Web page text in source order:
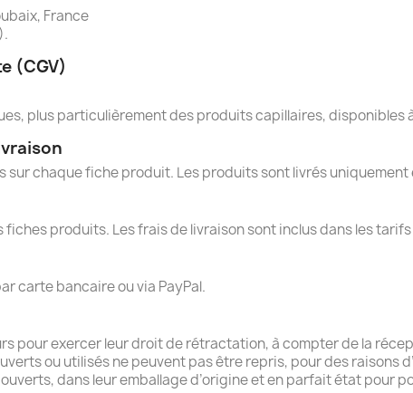
France
(CGV)
plus particulièrement des produits capillaires, disponibles
sur chaque fiche produit. Les produits sont livrés
fiches produits. Les frais de livraison sont inclus dans les
carte bancaire ou via PayPal.
pour exercer leur droit de rétractation, à compter de la
ou utilisés ne peuvent pas être repris, pour des raisons
dans leur emballage d’origine et en parfait état pour